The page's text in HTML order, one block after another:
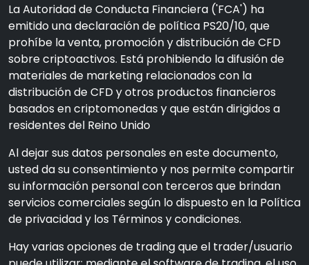
La Autoridad de Conducta Financiera ('FCA') ha
emitido una declaración de política PS20/10, que
prohíbe la venta, promoción y distribución de CFD
sobre criptoactivos. Está prohibiendo la difusión de
materiales de marketing relacionados con la
distribución de CFD y otros productos financieros
basados en criptomonedas y que están dirigidos a
residentes del Reino Unido
Al dejar sus datos personales en este documento,
usted da su consentimiento y nos permite compartir
su información personal con terceros que brindan
servicios comerciales según lo dispuesto en la Política
de privacidad y los Términos y condiciones.
Hay varias opciones de trading que el trader/usuario